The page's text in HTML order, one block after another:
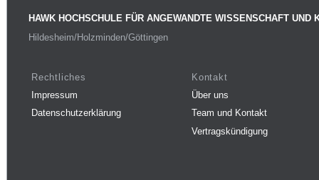
HAWK HOCHSCHULE FÜR ANGEWANDTE WISSENSCHAFT UND
Hildesheim/Holzminden/Göttingen
Rechtliches
Impressum
Datenschutzerklärung
Kontakt
Über uns
Team und Kontakt
Vertragskündigung